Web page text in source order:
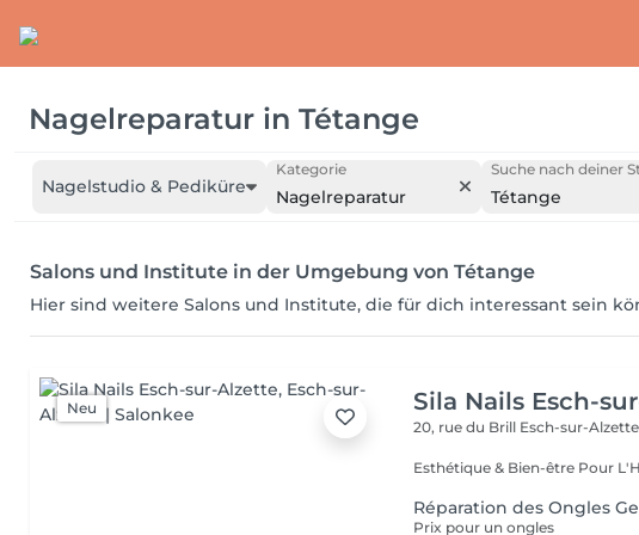
Nagelreparatur in Tétange
Nagelstudio & Pediküre
Kategorie
Nagelreparatur
Suche nach deiner
Tétange
Salons und Institute in der Umgebung von Tétange
Hier sind weitere Salons und Institute, die für dich interessant sein
Neu Sila Nails Esch-
20, rue du Brill Esch-sur-
Esthétique &
Réparation des Ongles
Prix pour un ongles